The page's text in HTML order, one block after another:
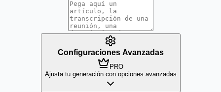
Configuraciones Avanzadas
PRO
Ajusta tu generación con opciones avanzadas